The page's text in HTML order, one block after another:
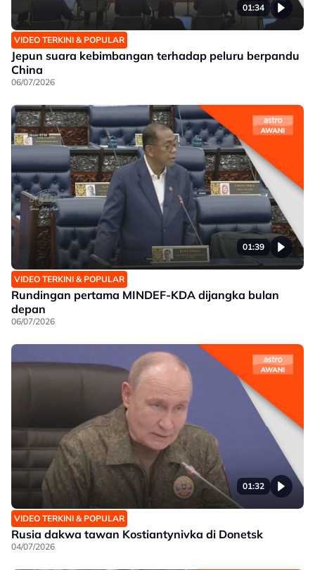
01:34
VIDEO TERKINI & POPULAR
Jepun suara kebimbangan terhadap peluru berpandu
China
06/07/2026
01:39
VIDEO TERKINI & POPULAR
Rundingan pertama MINDEF-KDA dijangka bulan
depan
06/07/2026
01:32
VIDEO TERKINI & POPULAR
Rusia dakwa tawan Kostiantynivka di Donetsk
04/07/2026